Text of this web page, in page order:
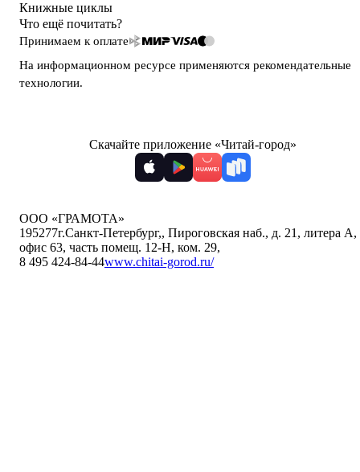
Книжные циклы
Что ещё почитать?
Принимаем к оплате
На информационном ресурсе применяются рекомендательные
технологии.
Скачайте приложение «Читай-город»
ООО «ГРАМОТА»
195277г.Санкт-Петербург,, Пироговская наб., д. 21, литера А,
офис 63, часть помещ. 12-Н, ком. 29,
8 495 424-84-44www.chitai-gorod.ru/